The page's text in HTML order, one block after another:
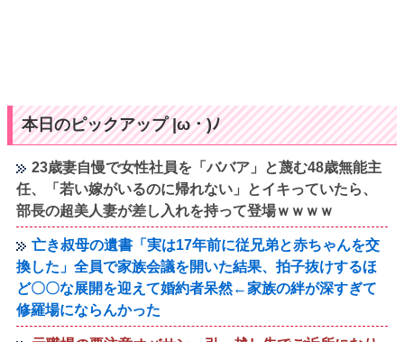
本日のピックアップ |ω・)ﾉ
23歳妻自慢で女性社員を「ババア」と蔑む48歳無能主
任、「若い嫁がいるのに帰れない」とイキっていたら、
部長の超美人妻が差し入れを持って登場ｗｗｗｗ
亡き叔母の遺書「実は17年前に従兄弟と赤ちゃんを交
換した」全員で家族会議を開いた結果、拍子抜けするほ
ど〇〇な展開を迎えて婚約者呆然←家族の絆が深すぎて
修羅場にならんかった